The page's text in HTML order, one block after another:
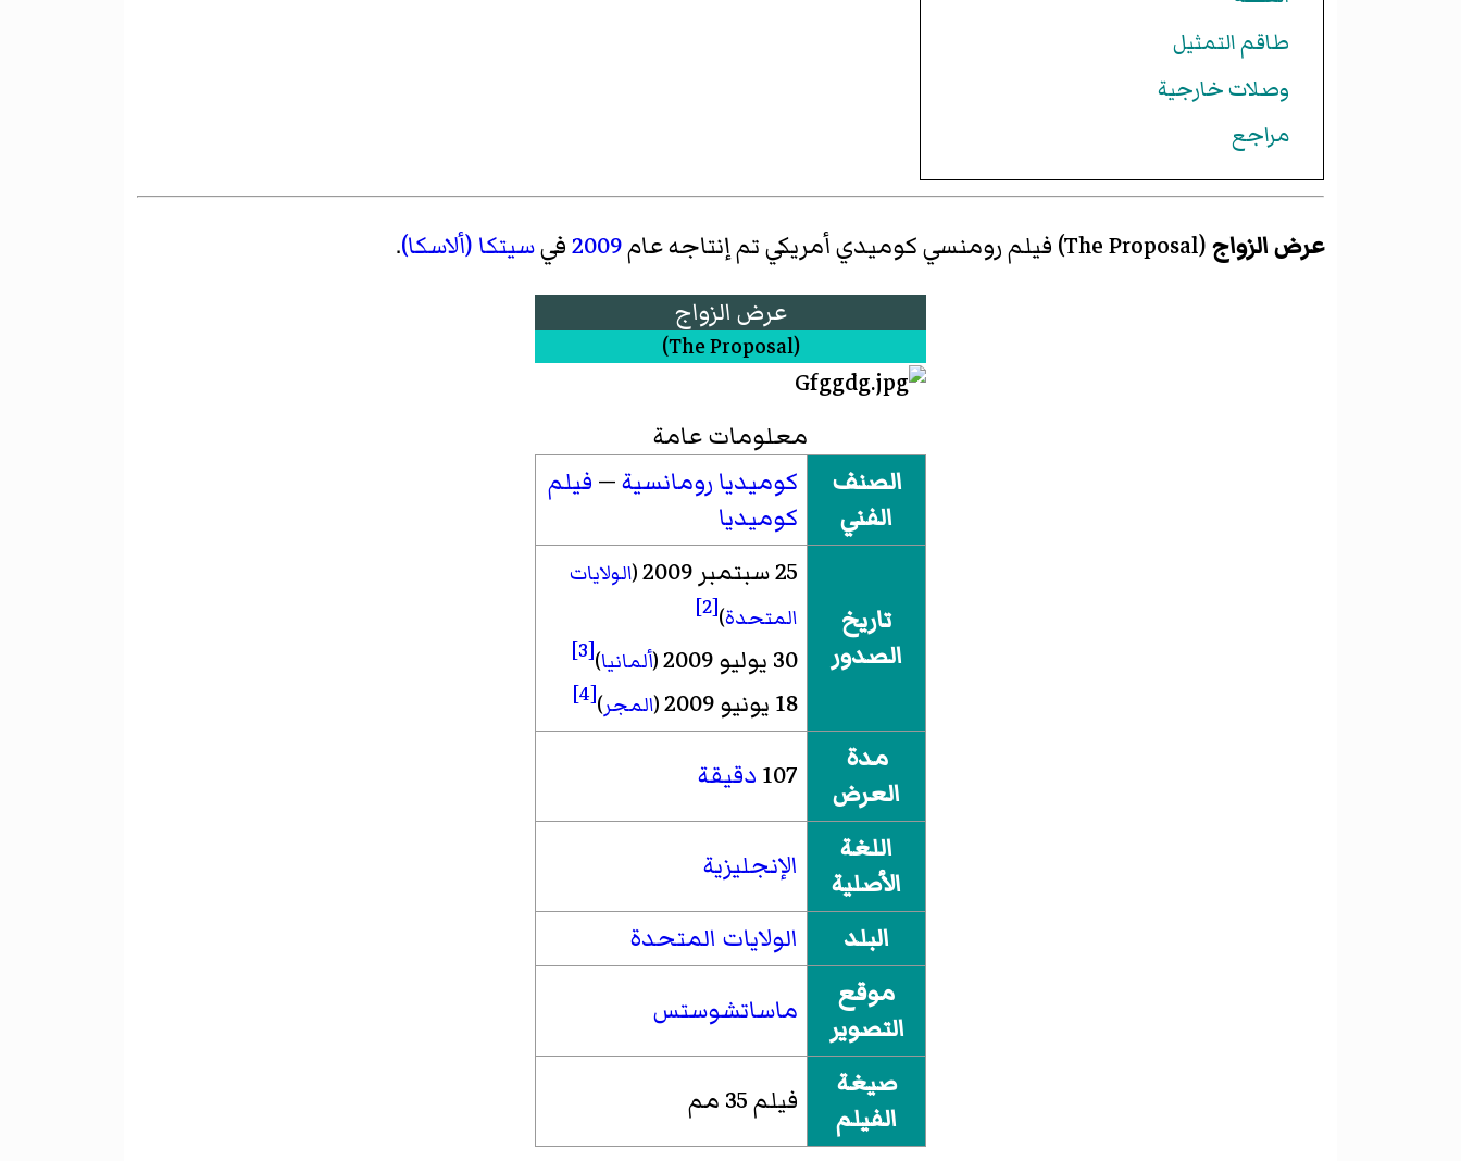
طاقم التمثيل
وصلات خارجية
مراجع
عرض الزواج(
The Proposal)‏ فيلم رومنسي كوميدي أمريكي تم إنتاجه عام2009فيسيتكا (ألاسكا).
عرض الزواج
(
The Proposal
)‏
معلومات عامة
الصنف
الفني
كوميديا رومانسية— فيلم
كوميديا
تاريخ
الصدور
25 سبتمبر 2009 (الولايات
المتحدة)
[2]
30 يوليو 2009 (ألمانيا)
[3]
18 يونيو 2009 (المجر)
[4]
مدة
العرض
107 دقيقة
اللغة
الأصلية
الإنجليزية
البلد
الولايات المتحدة
موقع
التصوير
ماساتشوستس
صيغة
الفيلم
فيلم 35 مم